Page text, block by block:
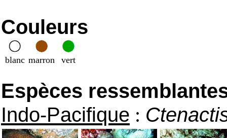
Couleurs
blanc marron vert
Espèces
Indo-Pacifique :